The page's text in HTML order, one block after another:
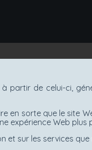
partir de celui-ci,
en sorte que le site
expérience Web plus
sur les services